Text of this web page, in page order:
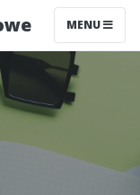
MENU